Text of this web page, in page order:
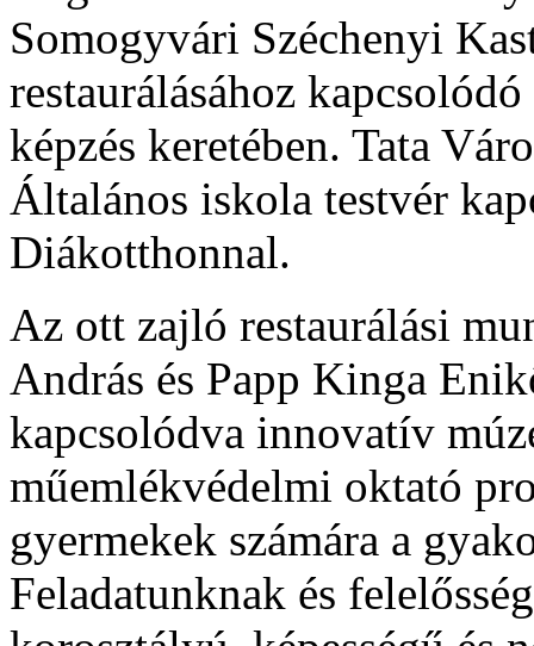
Somogyvári Széchenyi
restaurálásához
képzés keretében. Tata
Általános iskola testvér
Diákotthonnal.
Az ott zajló restaurálási
András és Papp Kinga
kapcsolódva innovatív
műemlékvédelmi oktató
gyermekek számára a
Feladatunknak és